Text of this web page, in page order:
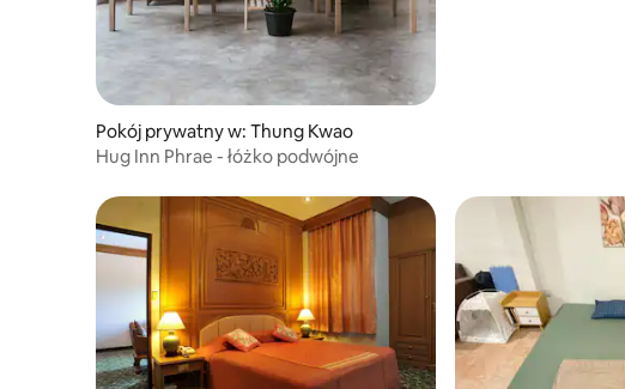
Pokój prywatny w: Thung Kwao
Hug Inn Phrae - łóżko podwójne